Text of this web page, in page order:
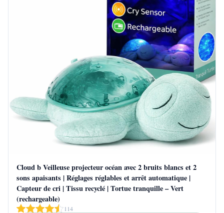
Cloud b Veilleuse projecteur océan avec 2 bruits blancs et 2
sons apaisants | Réglages réglables et arrêt automatique |
Capteur de cri | Tissu recyclé | Tortue tranquille – Vert
(rechargeable)
114